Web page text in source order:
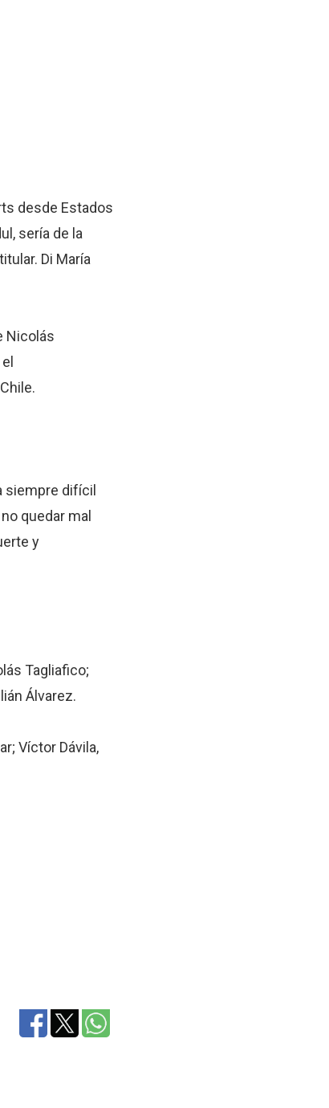
desde Estados
sería de la
Di María
Nicolás
siempre difícil
quedar mal
y
Tagliafico;
Álvarez.
Víctor Dávila,